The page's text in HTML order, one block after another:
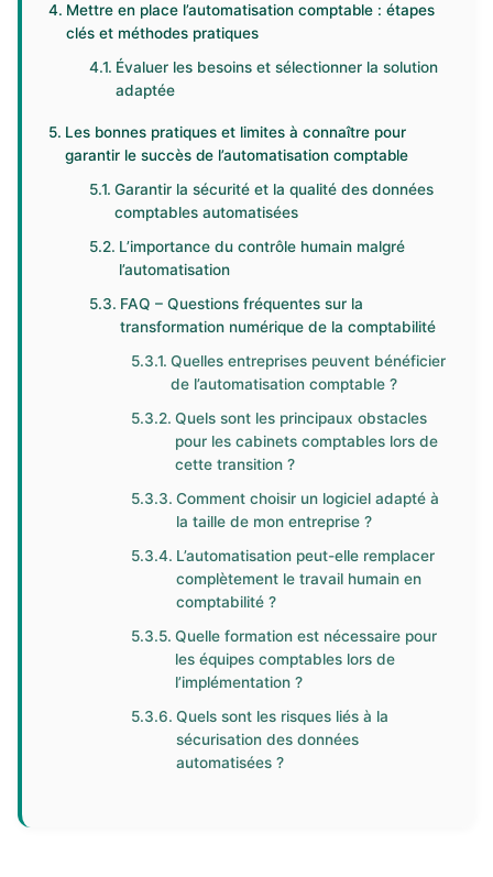
Mettre en place l’automatisation comptable : étapes
clés et méthodes pratiques
Évaluer les besoins et sélectionner la solution
adaptée
Les bonnes pratiques et limites à connaître pour
garantir le succès de l’automatisation comptable
Garantir la sécurité et la qualité des données
comptables automatisées
L’importance du contrôle humain malgré
l’automatisation
FAQ – Questions fréquentes sur la
transformation numérique de la comptabilité
Quelles entreprises peuvent bénéficier
de l’automatisation comptable ?
Quels sont les principaux obstacles
pour les cabinets comptables lors de
cette transition ?
Comment choisir un logiciel adapté à
la taille de mon entreprise ?
L’automatisation peut-elle remplacer
complètement le travail humain en
comptabilité ?
Quelle formation est nécessaire pour
les équipes comptables lors de
l’implémentation ?
Quels sont les risques liés à la
sécurisation des données
automatisées ?